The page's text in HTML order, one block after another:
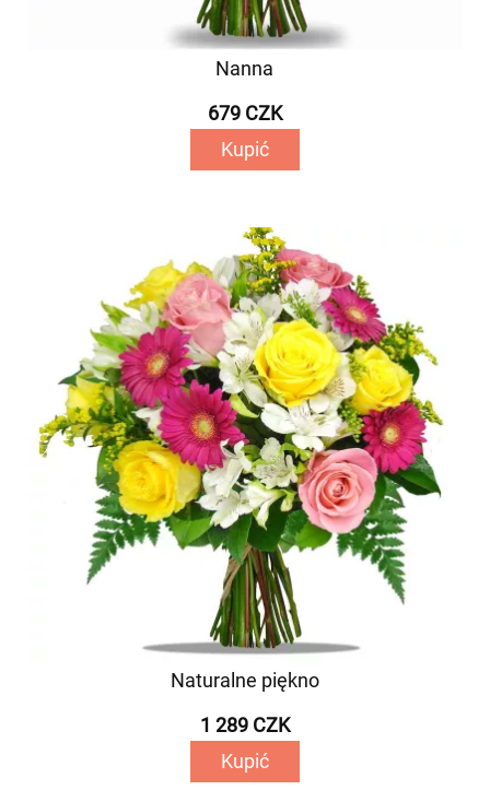
Nanna
679 CZK
Kupić
Naturalne piękno
1 289 CZK
Kupić